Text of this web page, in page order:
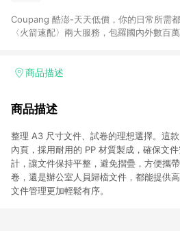
Coupang 酷澎-天天低價，你的日常所需都
〈火箭速配〉兩大服務，包羅國內外數百
加入WOW會員告別湊免運，火箭速配、火
商品描述
商品描述
整理 A3 尺寸文件、試卷的理想選擇。這
內頁，採用耐用的 PP 材質製成，確保文
計，讓文件保持平整，避免摺疊，方便攜
卷，還是辦公室人員歸檔文件，都能提供
文件管理更加輕鬆有序。